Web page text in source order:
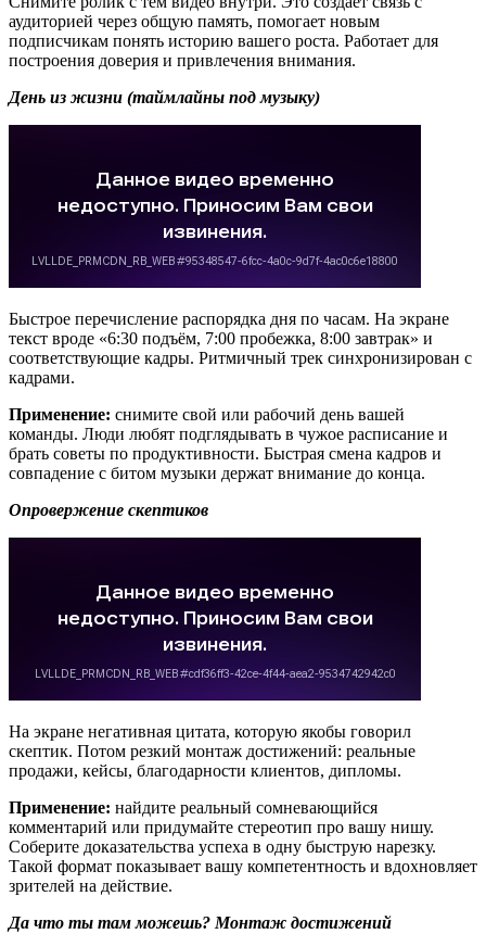
аудиторией через общую память, помогает новым
подписчикам понять историю вашего роста. Работает для
построения доверия и привлечения внимания.
День из жизни (таймлайны под музыку)
Быстрое перечисление распорядка дня по часам. На экране
текст вроде «6:30 подъём, 7:00 пробежка, 8:00 завтрак» и
соответствующие кадры. Ритмичный трек синхронизирован с
кадрами.
Применение: снимите свой или рабочий день вашей
команды. Люди любят подглядывать в чужое расписание и
брать советы по продуктивности. Быстрая смена кадров и
совпадение с битом музыки держат внимание до конца.
Опровержение скептиков
На экране негативная цитата, которую якобы говорил
скептик. Потом резкий монтаж достижений: реальные
продажи, кейсы, благодарности клиентов, дипломы.
Применение: найдите реальный сомневающийся
комментарий или придумайте стереотип про вашу нишу.
Соберите доказательства успеха в одну быструю нарезку.
Такой формат показывает вашу компетентность и вдохновляет
зрителей на действие.
Да что ты там можешь? Монтаж достижений